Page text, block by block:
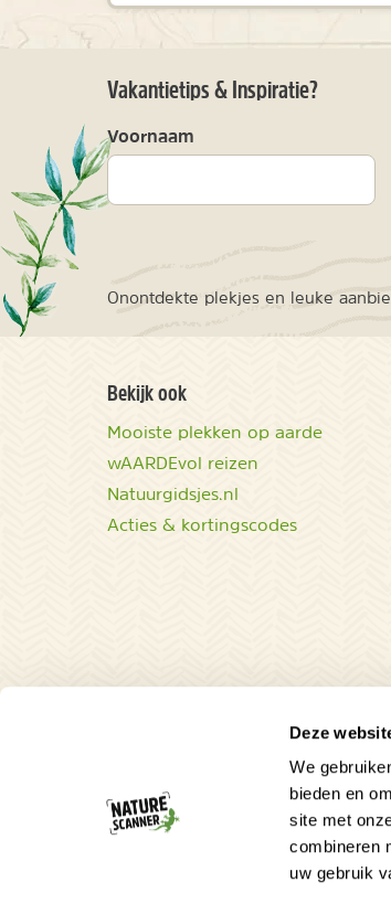
Deze
We
bieden en
site met
combineren
uw gebruik
Vakantietips & Inspiratie?
Voornaam
Onontdekte plekjes en leuke
Bekijk ook
Mooiste plekken op aarde
wAARDEvol reizen
Natuurgidsjes.nl
Acties & kortingscodes